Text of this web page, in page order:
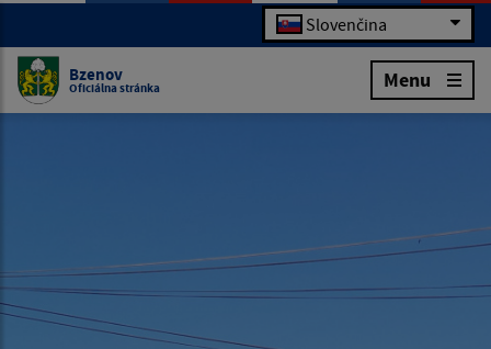
Slovenčina
Bzenov
Oficiálna stránka Menu